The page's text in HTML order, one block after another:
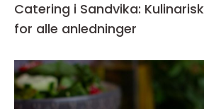
Catering i Sandvika:
for alle anledninger